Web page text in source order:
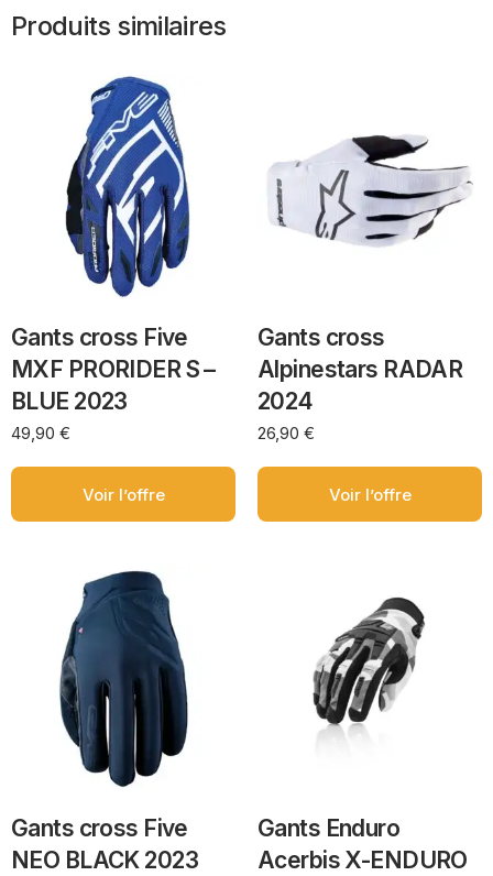
Produits similaires
Gants cross Five
MXF PRORIDER S –
BLUE 2023
49,90 €
Voir l’offre
Gants cross
Alpinestars RADAR
2024
26,90 €
Voir l’offre
Gants cross Five
NEO BLACK 2023
Gants Enduro
Acerbis X-ENDURO